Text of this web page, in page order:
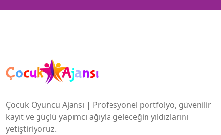
Çocuk Oyuncu Ajansı | Profesyonel portfolyo, güvenilir
kayıt ve güçlü yapımcı ağıyla geleceğin yıldızlarını
yetiştiriyoruz.